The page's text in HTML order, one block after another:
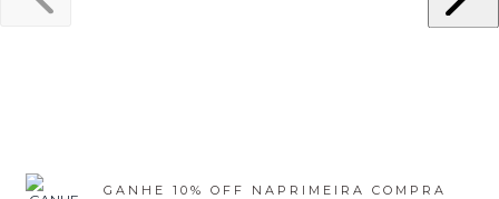
GANHE 10% OFF NA PRIMEIRA COMPRA